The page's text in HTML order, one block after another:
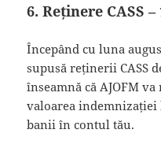
6. Reținere CASS
Începând cu luna
supusă reținerii CASS
înseamnă că AJOFM
valoarea
banii în contul tău.